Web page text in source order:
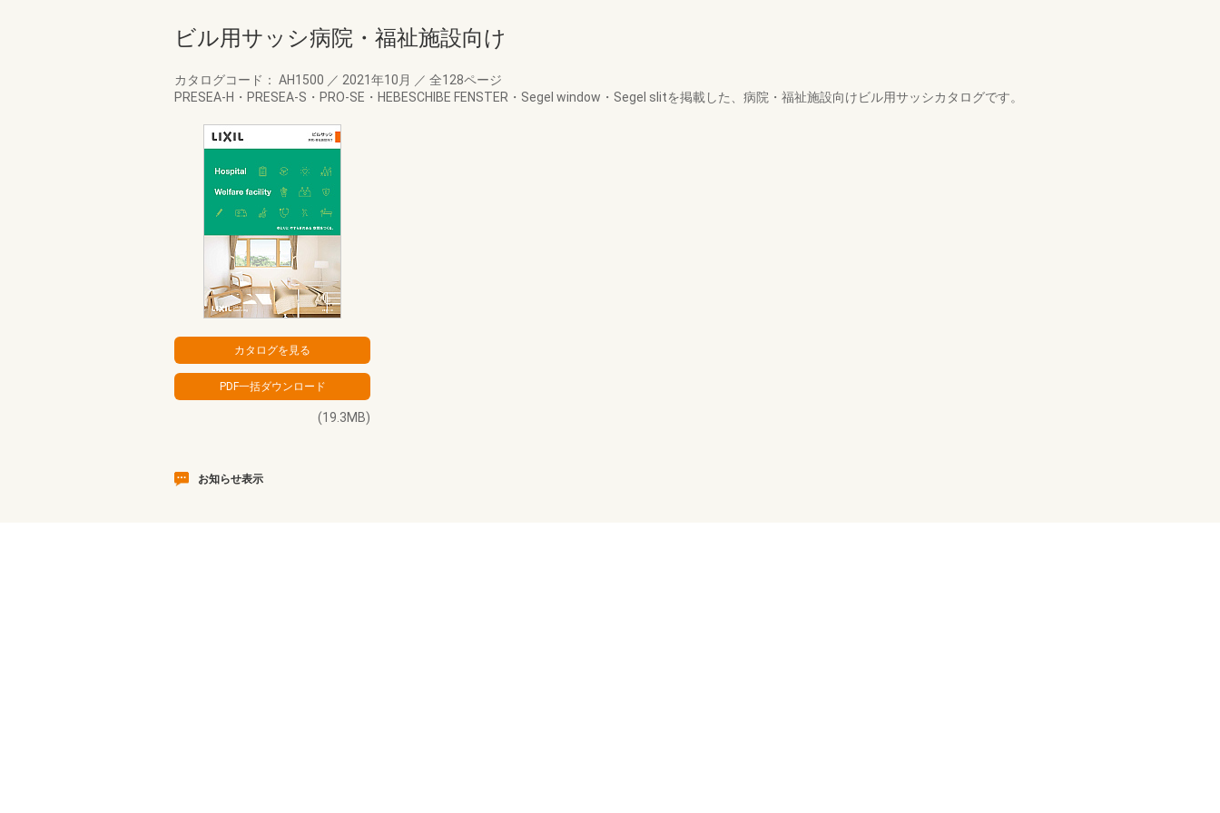
ビル用サッシ病院・福祉施設向け
カタログコード： AH1500 ／ 2021年10月 ／ 全128ページ
PRESEA-H・PRESEA-S・PRO-SE・HEBESCHIBE FENSTER・Segel window・Segel slitを掲載した、病院・福祉施設向けビル用サッシカタログです。
(19.3MB)
お知らせ表示